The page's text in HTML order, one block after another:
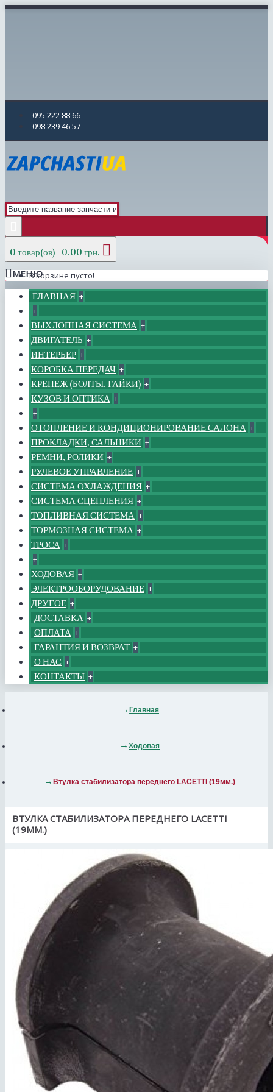
095 222 88 66
098 239 46 57
0 товар(ов) - 0.00 грн.
В корзине пусто!
МЕНЮ
ГЛАВНАЯ +
+
ВЫХЛОПНАЯ СИСТЕМА +
ДВИГАТЕЛЬ +
ИНТЕРЬЕР +
КОРОБКА ПЕРЕДАЧ +
КРЕПЕЖ (БОЛТЫ, ГАЙКИ) +
КУЗОВ И ОПТИКА +
+
ОТОПЛЕНИЕ И КОНДИЦИОНИРОВАНИЕ САЛОНА +
ПРОКЛАДКИ, САЛЬНИКИ +
РЕМНИ, РОЛИКИ +
РУЛЕВОЕ УПРАВЛЕНИЕ +
СИСТЕМА ОХЛАЖДЕНИЯ +
СИСТЕМА СЦЕПЛЕНИЯ +
ТОПЛИВНАЯ СИСТЕМА +
ТОРМОЗНАЯ СИСТЕМА +
ТРОСА +
+
ХОДОВАЯ +
ЭЛЕКТРООБОРУДОВАНИЕ +
ДРУГОЕ +
ДОСТАВКА +
ОПЛАТА +
ГАРАНТИЯ И ВОЗВРАТ +
О НАС +
КОНТАКТЫ +
Главная
Ходовая
Втулка стабилизатора переднего LACETTI (19мм.)
ВТУЛКА СТАБИЛИЗАТОРА ПЕРЕДНЕГО LACETTI
(19ММ.)